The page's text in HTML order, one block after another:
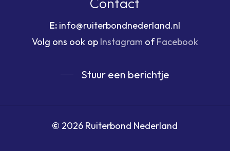
E: info@ruiterbondnederland.nl
Volg ons ook op Instagram ofFacebook
Stuur een berichtje
© 2026 Ruiterbond Nederland